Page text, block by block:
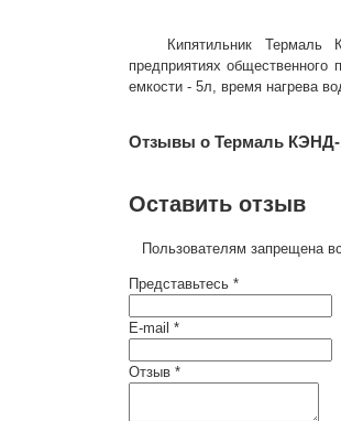
Кипятильник Термаль
предприятиях
емкости - 5л, время нагрева
Отзывы о Термаль КЭНД-
Оставить отзыв
Пользователям запрещена
Представьтесь *
E-mail *
Отзыв *